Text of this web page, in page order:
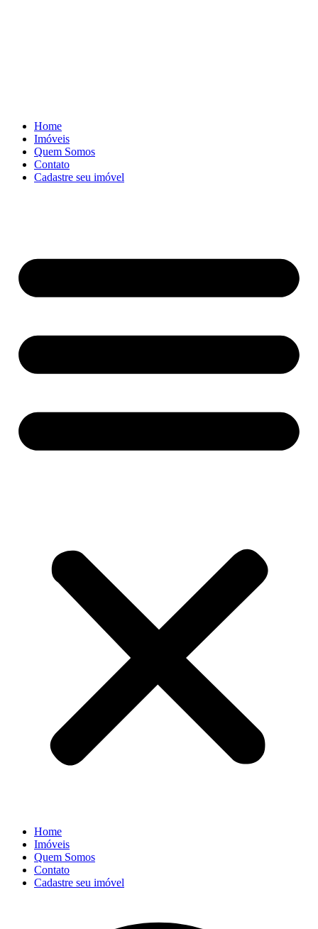
Home
Imóveis
Quem Somos
Contato
Cadastre seu imóvel
Home
Imóveis
Quem Somos
Contato
Cadastre seu imóvel